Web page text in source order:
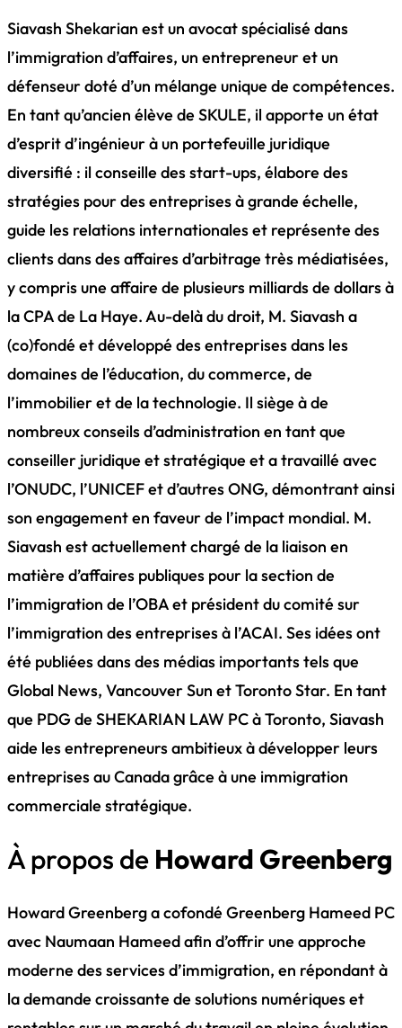
Siavash Shekarian est un avocat spécialisé dans
l’immigration d’affaires, un entrepreneur et un
défenseur doté d’un mélange unique de compétences.
En tant qu’ancien élève de SKULE, il apporte un état
d’esprit d’ingénieur à un portefeuille juridique
diversifié : il conseille des start-ups, élabore des
stratégies pour des entreprises à grande échelle,
guide les relations internationales et représente des
clients dans des affaires d’arbitrage très médiatisées,
y compris une affaire de plusieurs milliards de dollars à
la CPA de La Haye. Au-delà du droit, M. Siavash a
(co)fondé et développé des entreprises dans les
domaines de l’éducation, du commerce, de
l’immobilier et de la technologie. Il siège à de
nombreux conseils d’administration en tant que
conseiller juridique et stratégique et a travaillé avec
l’ONUDC, l’UNICEF et d’autres ONG, démontrant ainsi
son engagement en faveur de l’impact mondial. M.
Siavash est actuellement chargé de la liaison en
matière d’affaires publiques pour la section de
l’immigration de l’OBA et président du comité sur
l’immigration des entreprises à l’ACAI. Ses idées ont
été publiées dans des médias importants tels que
Global News, Vancouver Sun et Toronto Star. En tant
que PDG de SHEKARIAN LAW PC à Toronto, Siavash
aide les entrepreneurs ambitieux à développer leurs
entreprises au Canada grâce à une immigration
commerciale stratégique.
À propos de Howard Greenberg
Howard Greenberg a cofondé Greenberg Hameed PC
avec Naumaan Hameed afin d’offrir une approche
moderne des services d’immigration, en répondant à
la demande croissante de solutions numériques et